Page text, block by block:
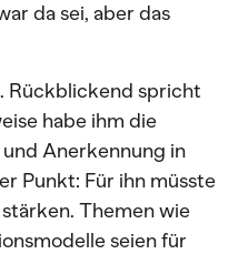
da sei, aber das
Rückblickend spricht
habe ihm die
Anerkennung in
Punkt: Für ihn müsste
Themen wie
seien für